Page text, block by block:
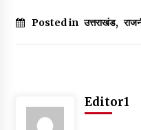
Thought Of
May 9,
Posted in उत्तराखंड,
Editor1